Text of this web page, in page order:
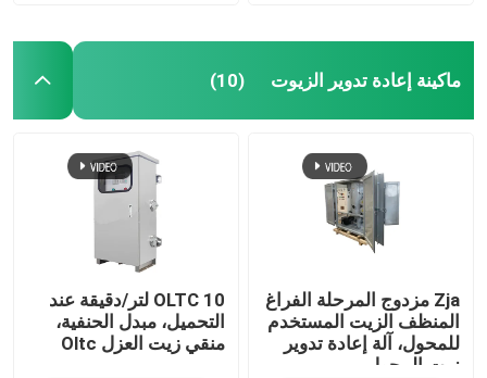
ماكينة إعادة تدوير الزيوت (10)
Zja مزدوج المرحلة الفراغ
المنظف الزيت المستخدم
للمحول، آلة إعادة تدوير
زيت المحول
OLTC 10 لتر/دقيقة عند
التحميل، مبدل الحنفية،
منقي زيت العزل Oltc